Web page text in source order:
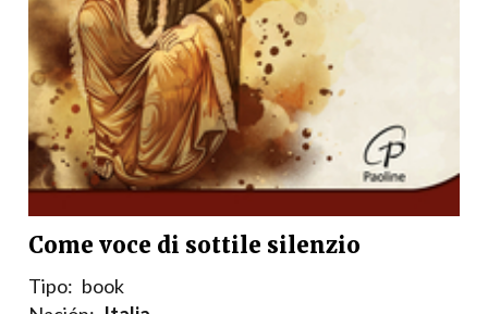
Come voce di sottile silenzio
Tipo: book